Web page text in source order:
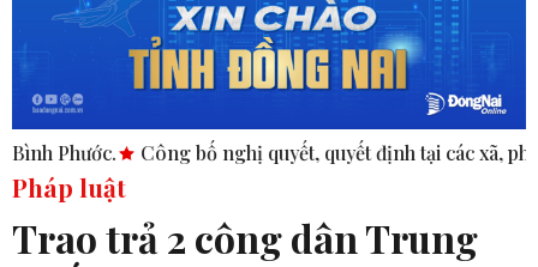
Công bố nghị quyết, quyết định tại các xã, phường.
Pháp luật
Trao trả 2 công dân Trung